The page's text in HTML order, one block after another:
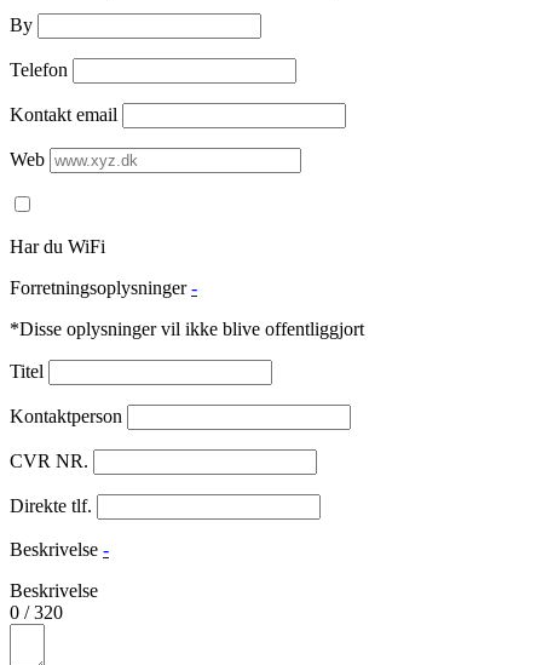
By
Telefon
Kontakt email
Web
Har du WiFi
Forretningsoplysninger -
*Disse oplysninger vil ikke blive offentliggjort
Titel
Kontaktperson
CVR NR.
Direkte tlf.
Beskrivelse -
Beskrivelse
0 /320